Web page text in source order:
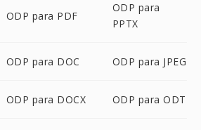
ODP para PDF
ODP para
PPTX
ODP para DOC ODP para JPEG
ODP para DOCX ODP para ODT